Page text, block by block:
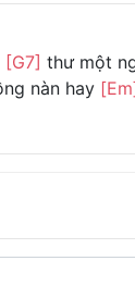
[G7] thư một
nàn hay